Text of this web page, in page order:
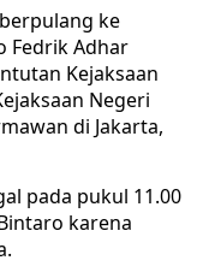
ke
Fedrik Adhar
Kejaksaan
Negeri
di Jakarta,
pada pukul 11.00
karena